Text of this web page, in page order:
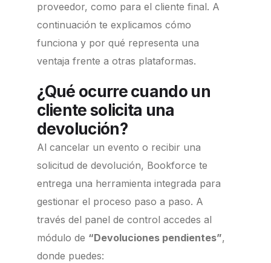
proveedor, como para el cliente final. A
continuación te explicamos cómo
funciona y por qué representa una
ventaja frente a otras plataformas.
¿Qué ocurre cuando un
cliente solicita una
devolución?
Al cancelar un evento o recibir una
solicitud de devolución, Bookforce te
entrega una herramienta integrada para
gestionar el proceso paso a paso. A
través del panel de control accedes al
módulo de “Devoluciones pendientes”,
donde puedes: